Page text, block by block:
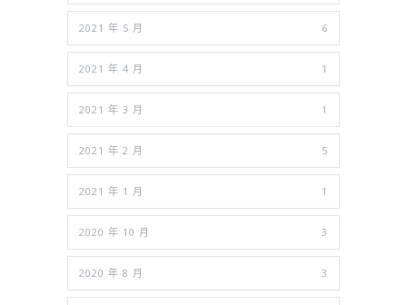
2021 年 5 月 6
2021 年 4 月 1
2021 年 3 月 1
2021 年 2 月 5
2021 年 1 月 1
2020 年 10 月 3
2020 年 8 月 3